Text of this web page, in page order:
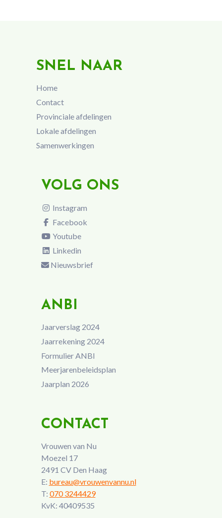
SNEL NAAR
Home
Contact
Provinciale afdelingen
Lokale afdelingen
Samenwerkingen
VOLG ONS
Instagram
Facebook
Youtube
Linkedin
Nieuwsbrief
ANBI
Jaarverslag 2024
Jaarrekening 2024
Formulier ANBI
Meerjarenbeleidsplan
Jaarplan 2026
CONTACT
Vrouwen van Nu
Moezel 17
2491 CV Den Haag
E: bureau@vrouwenvannu.nl
T: 070 3244429
KvK: 40409535